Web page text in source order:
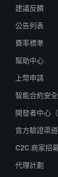
建議反饋
公告列表
費率標準
幫助中心
上幣申請
智能合約安全
開發者中心
官方驗證渠道
C2C 商家招
代理計劃